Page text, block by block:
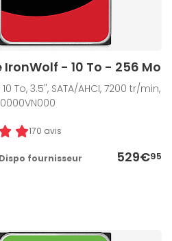
- 10 To - 256 Mo
To, 3.5", SATA/AHCI, 7200 tr/min,
170 avis
529€95
Dispo fournisseur